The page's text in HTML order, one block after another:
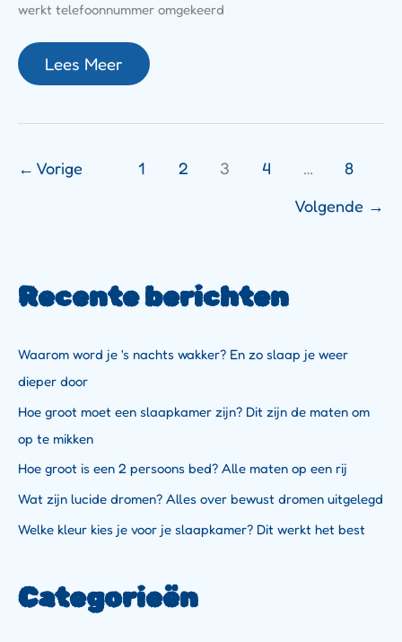
werkt telefoonnummer omgekeerd
Lees Meer
← Vorige 1 2 3 4 …
8
Volgende →
Recente berichten
Waarom word je 's nachts wakker? En zo slaap je weer
dieper door
Hoe groot moet een slaapkamer zijn? Dit zijn de maten om
op te mikken
Hoe groot is een 2 persoons bed? Alle maten op een rij
Wat zijn lucide dromen? Alles over bewust dromen uitgelegd
Welke kleur kies je voor je slaapkamer? Dit werkt het best
Categorieën